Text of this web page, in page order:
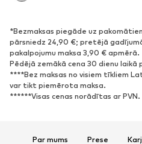
*Bezmaksas piegāde uz
pārsniedz 24,90 €; pretējā
pakalpojumu maksa 3,90 € apmērā.
Pēdējā zemākā cena 30 dienu laikā
****Bez maksas no visiem tīkliem
var tikt piemērota maksa.
******Visas cenas norādītas ar PVN.
Par mums Prese